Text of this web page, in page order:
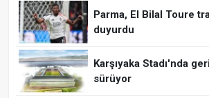
Parma, El Bilal Toure
duyurdu
Karşıyaka Stadı'nda
sürüyor